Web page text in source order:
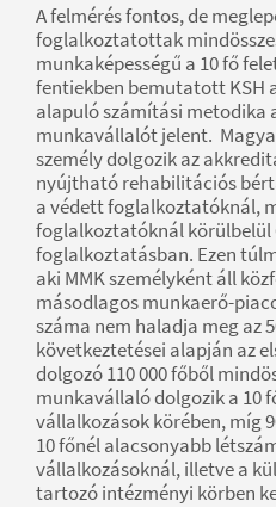
A felmérés fontos, de
foglalkoztatottak
munkaképességű a 10 fő
fentiekben bemutatott KSH
alapuló számítási metodika
munkavállalót jelent.
személy dolgozik az
nyújtható rehabilitációs
a védett foglalkoztatóknál,
foglalkoztatóknál körülbelül
foglalkoztatásban. Ezen
aki MMK személyként áll
másodlagos munkaerő-
száma nem haladja meg az
következtetései alapján az
dolgozó 110 000 főből
munkavállaló dolgozik a 10
vállalkozások körében, míg
10 főnél alacsonyabb
vállalkozásoknál, illetve a
tartozó intézményi körben